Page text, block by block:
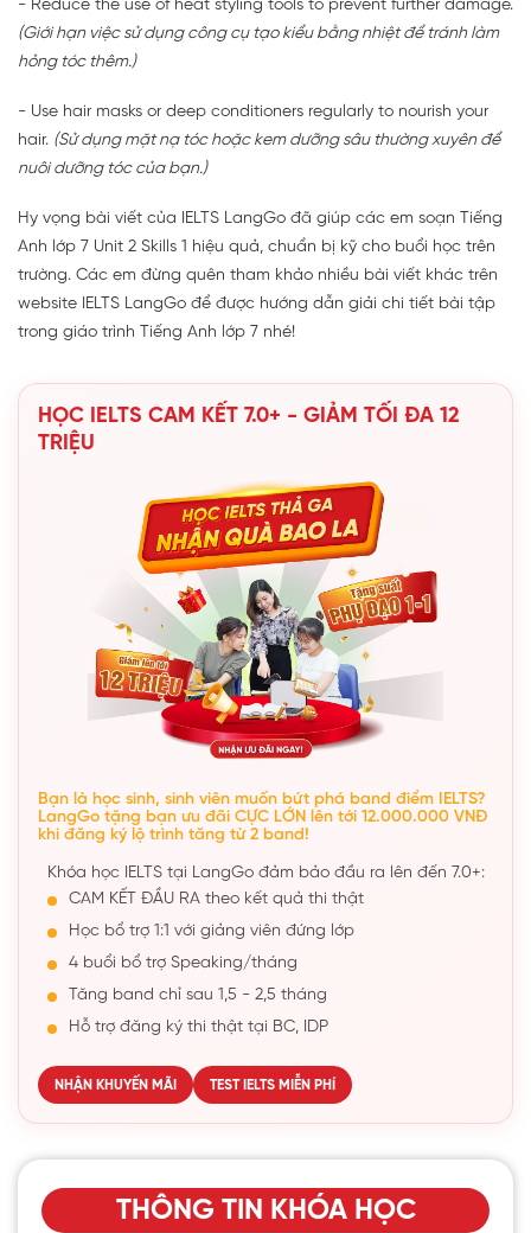
- Reduce the use of heat styling tools to prevent further damage.
(Giới hạn việc sử dụng công cụ tạo kiểu bằng nhiệt để tránh làm
hỏng tóc thêm.)
- Use hair masks or deep conditioners regularly to nourish your
hair. (Sử dụng mặt nạ tóc hoặc kem dưỡng sâu thường xuyên để
nuôi dưỡng tóc của bạn.)
Hy vọng bài viết của IELTS LangGo đã giúp các em soạn Tiếng
Anh lớp 7 Unit 2 Skills 1 hiệu quả, chuẩn bị kỹ cho buổi học trên
trường. Các em đừng quên tham khảo nhiều bài viết khác trên
website IELTS LangGo để được hướng dẫn giải chi tiết bài tập
trong giáo trình Tiếng Anh lớp 7 nhé!
HỌC IELTS CAM KẾT 7.0+ - GIẢM TỐI ĐA 12
TRIỆU
Bạn là học sinh, sinh viên muốn bứt phá band điểm IELTS?
LangGo tặng bạn ưu đãi CỰC LỚN lên tới 12.000.000 VNĐ
khi đăng ký lộ trình tăng từ 2 band!
Khóa học IELTS tại LangGo đảm bảo đầu ra lên đến 7.0+:
CAM KẾT ĐẦU RA theo kết quả thi thật
Học bổ trợ 1:1 với giảng viên đứng lớp
4 buổi bổ trợ Speaking/tháng
Tăng band chỉ sau 1,5 - 2,5 tháng
Hỗ trợ đăng ký thi thật tại BC, IDP
NHẬN KHUYẾN MÃI TEST IELTS MIỄN PHÍ
THÔNG TIN KHÓA HỌC